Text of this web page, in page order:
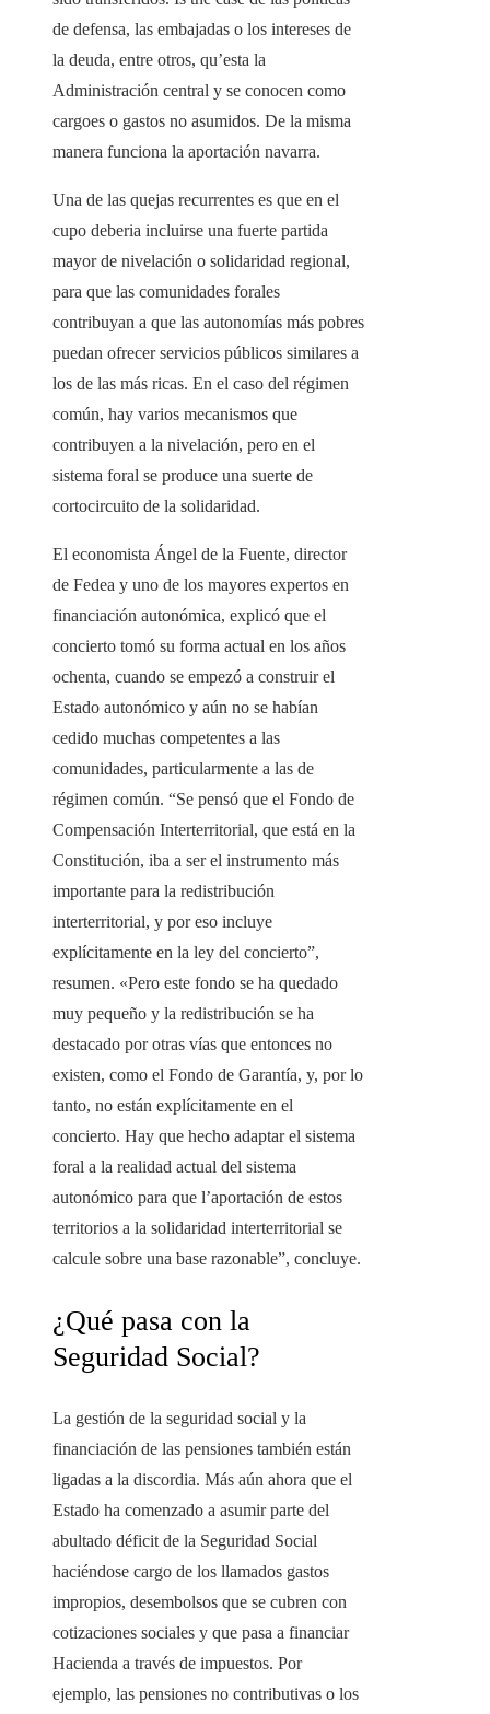
de defensa, las embajadas o los intereses de
la deuda, entre otros, qu’esta la
Administración central y se conocen como
cargoes o gastos no asumidos. De la misma
manera funciona la aportación navarra.
Una de las quejas recurrentes es que en el
cupo deberia incluirse una fuerte partida
mayor de nivelación o solidaridad regional,
para que las comunidades forales
contribuyan a que las autonomías más pobres
puedan ofrecer servicios públicos similares a
los de las más ricas. En el caso del régimen
común, hay varios mecanismos que
contribuyen a la nivelación, pero en el
sistema foral se produce una suerte de
cortocircuito de la solidaridad.
El economista Ángel de la Fuente, director
de Fedea y uno de los mayores expertos en
financiación autonómica, explicó que el
concierto tomó su forma actual en los años
ochenta, cuando se empezó a construir el
Estado autonómico y aún no se habían
cedido muchas competentes a las
comunidades, particularmente a las de
régimen común. “Se pensó que el Fondo de
Compensación Interterritorial, que está en la
Constitución, iba a ser el instrumento más
importante para la redistribución
interterritorial, y por eso incluye
explícitamente en la ley del concierto”,
resumen. «Pero este fondo se ha quedado
muy pequeño y la redistribución se ha
destacado por otras vías que entonces no
existen, como el Fondo de Garantía, y, por lo
tanto, no están explícitamente en el
concierto. Hay que hecho adaptar el sistema
foral a la realidad actual del sistema
autonómico para que l’aportación de estos
territorios a la solidaridad interterritorial se
calcule sobre una base razonable”, concluye.
¿Qué pasa con la
Seguridad Social?
La gestión de la seguridad social y la
financiación de las pensiones también están
ligadas a la discordia. Más aún ahora que el
Estado ha comenzado a asumir parte del
abultado déficit de la Seguridad Social
haciéndose cargo de los llamados gastos
impropios, desembolsos que se cubren con
cotizaciones sociales y que pasa a financiar
Hacienda a través de impuestos. Por
ejemplo, las pensiones no contributivas o los